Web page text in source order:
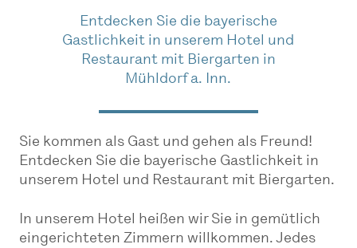
Entdecken Sie die bayerische
Gastlichkeit in unserem Hotel und
Restaurant mit Biergarten in
Mühldorf a. Inn.
Sie kommen als Gast und gehen als Freund!
Entdecken Sie die bayerische Gastlichkeit in
unserem Hotel und Restaurant mit Biergarten.
In unserem Hotel heißen wir Sie in gemütlich
eingerichteten Zimmern willkommen. Jedes